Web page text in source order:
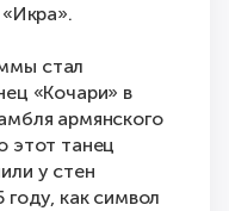
стал
«Кочари» в
армянского
этот танец
у стен
как символ